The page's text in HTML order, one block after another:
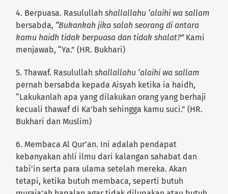
4. Berpuasa. Rasulullahshallallahu ‘alaihi wa sallam
bersabda, “Bukankah jika salah seorang di antara
kamu haidh tidak berpuasa dan tidak shalat?”Kami
menjawab, “Ya.” (HR. Bukhari)
5. Thawaf. Rasulullahshallallahu ‘alaihi wa sallam
pernah bersabda kepada Aisyah ketika ia haidh,
“Lakukanlah apa yang dilakukan orang yang berhaji
kecuali thawaf di Ka’bah sehingga kamu suci.” (HR.
Bukhari dan Muslim)
6. Membaca Al Qur’an. Ini adalah pendapat
kebanyakan ahli ilmu dari kalangan sahabat dan
tabi’in serta para ulama setelah mereka. Akan
tetapi, ketika butuh membaca, seperti butuh